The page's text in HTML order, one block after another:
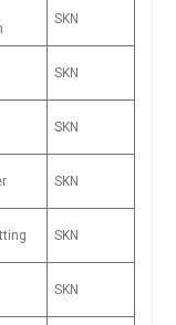
SKN
SKN
SKN
SKN
SKN
SKN